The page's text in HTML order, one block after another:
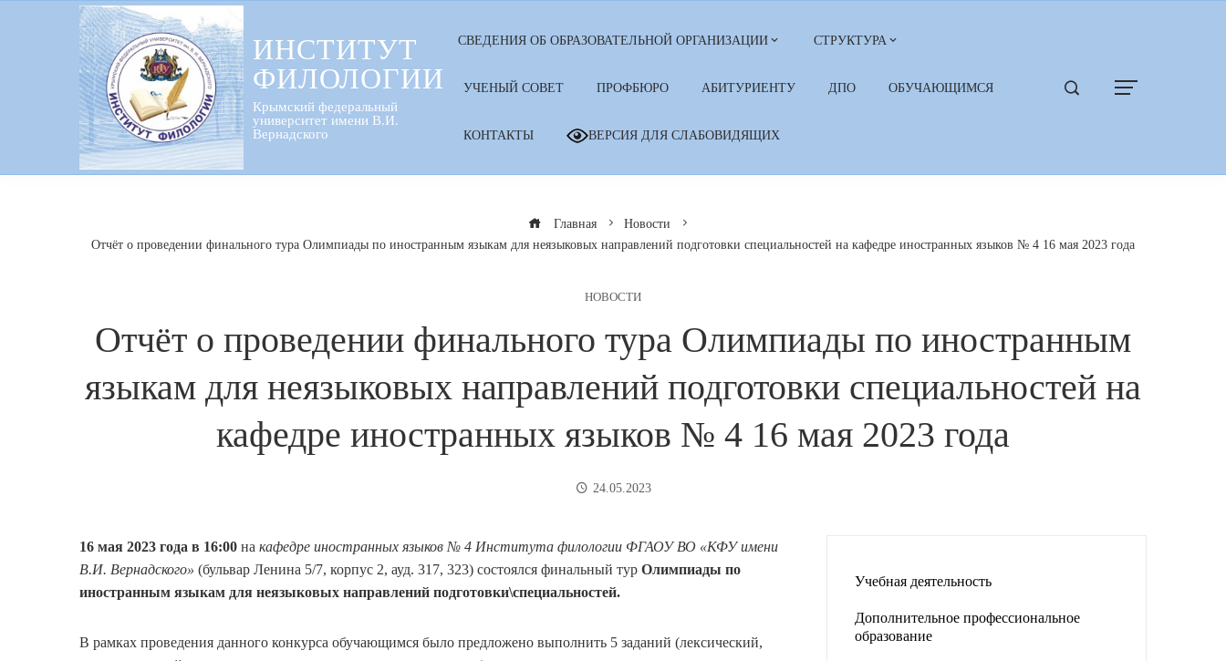
ИНСТИТУТ
ФИЛОЛОГИИ
Крымский федеральный
университет имени В.И.
Вернадского
СВЕДЕНИЯ ОБ ОБРАЗОВАТЕЛЬНОЙ ОРГАНИЗАЦИИ СТРУКТУРА
УЧЕНЫЙ СОВЕТ ПРОФБЮРО АБИТУРИЕНТУ ДПО ОБУЧАЮЩИМСЯ
КОНТАКТЫ ВЕРСИЯ ДЛЯ СЛАБОВИДЯЩИХ
Главная
Новости
Отчёт о проведении финального тура Олимпиады по иностранным языкам для неязыковых направлений подготовки специальностей на кафедре иностранных языков № 4 16 мая 2023 года
НОВОСТИ
Отчёт о проведении финального тура Олимпиады по иностранным
языкам для неязыковых направлений подготовки специальностей на
кафедре иностранных языков № 4 16 мая 2023 года
24.05.2023
16 мая 2023 года в 16:00 на кафедре иностранных языков № 4 Института филологии ФГАОУ ВО «КФУ имени
В.И. Вернадского» (бульвар Ленина 5/7, корпус 2, ауд. 317, 323) состоялся финальный тур Олимпиады по
иностранным языкам для неязыковых направлений подготовки\специальностей.
В рамках проведения данного конкурса обучающимся было предложено выполнить 5 заданий (лексический,
Учебная деятельность
Дополнительное профессиональное
образование